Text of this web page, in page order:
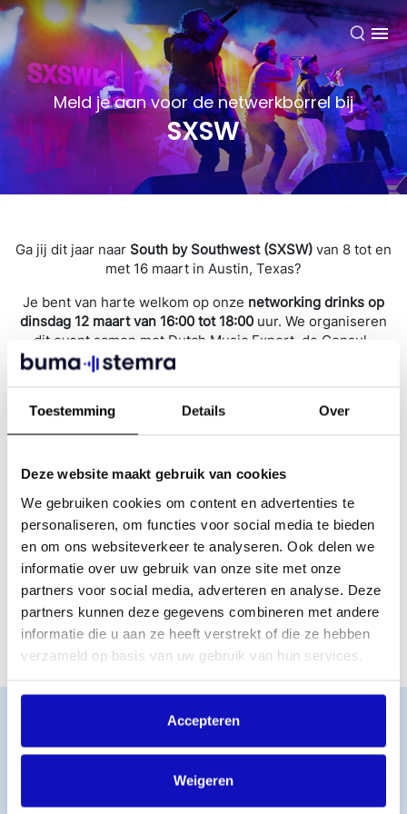
Toestemming Details Over
Deze website maakt gebruik van cookies
We gebruiken cookies om content en advertenties te
personaliseren, om functies voor social media te bieden
en om ons websiteverkeer te analyseren. Ook delen we
informatie over uw gebruik van onze site met onze
partners voor social media, adverteren en analyse. Deze
partners kunnen deze gegevens combineren met andere
informatie die u aan ze heeft verstrekt of die ze hebben
verzameld op basis van uw gebruik van hun services.
Accepteren
Weigeren
NL
SXSW
Meld je aan voor de netwerkborrel bij
Ga jij dit jaar naar South by Southwest (SXSW) van 8 tot en
met 16 maart in Austin, Texas?
Je bent van harte welkom op onze networking drinks op
dinsdag 12 maart van 16:00 tot 18:00 uur. We organiseren
dit event samen met Dutch Music Export, de Consul-
generaal van het Koninkrijk der Nederlanden en
BumaCultuur. De exacte locatie wordt later bekend
Wil je erbij zijn? Vul dan het formulier hieronder in
Het is ook mogelijk om te meeten met een van onze
collega’s! Stuur even een berichtje aan
communicatiepr@bumastemra.nlen we koppelen je aan de
juiste persoon.
Meld je aan voor de netwerkborrel bij SXSW
Word lid
Titelcatalogus